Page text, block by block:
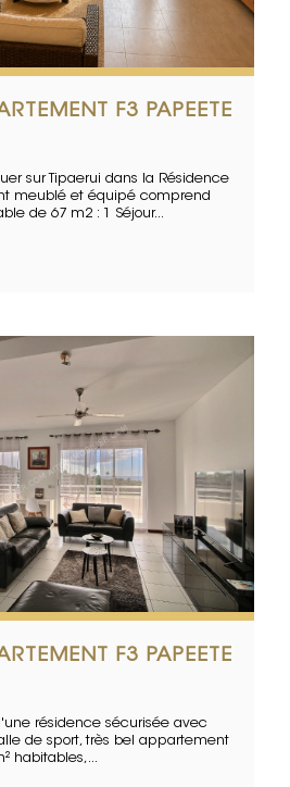
F3 PAPEETE
sur Tipaerui dans la Résidence
meublé et équipé comprend
de 67 m2 : 1 Séjour...
F3 PAPEETE
résidence sécurisée avec
de sport, très bel appartement
habitables,...